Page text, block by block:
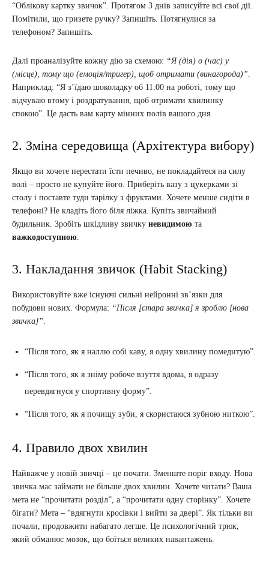
“Облікову картку звичок”. Протягом 3 днів записуйте всі свої дії.
Помітили, що гризете ручку? Запишіть. Потягнулися за
телефоном? Запишіть.
Далі проаналізуйте кожну дію за схемою: “Я (дія) о (час) у
(місце), тому що (емоція/тригер), щоб отримати (винагорода)”
Наприклад: “Я з’їдаю шоколадку об 11:00 на роботі, тому що
відчуваю втому і роздратування, щоб отримати хвилинку
спокою”. Це дасть вам карту мінних полів вашого дня.
2. Зміна середовища (Архітектура вибору)
Якщо ви хочете перестати їсти печиво, не покладайтеся на силу
волі – просто не купуйте його. Приберіть вазу з цукерками зі
столу і поставте туди тарілку з фруктами. Хочете менше сидіти в
телефоні? Не кладіть його біля ліжка. Купіть звичайний
будильник. Зробіть шкідливу звичку невидимою та
важкодоступною
3. Накладання звичок (Habit Stacking)
Використовуйте вже існуючі сильні нейронні зв’язки для
побудови нових. Формула: “Після [стара звичка] я зроблю [нова
звичка]”
“Після того, як я наллю собі каву, я одну хвилину помедитую”.
“Після того, як я зніму робоче взуття вдома, я одразу
перевдягнуся у спортивну форму”.
“Після того, як я почищу зуби, я скористаюся зубною ниткою”.
4. Правило двох хвилин
Найважче у новій звичці – це почати. Зменште поріг входу. Нова
звичка має займати не більше двох хвилин. Хочете читати? Ваша
мета не “прочитати розділ”, а “прочитати одну сторінку”. Хочете
бігати? Мета – “вдягнути кросівки і вийти за двері”. Як тільки ви
почали, продовжити набагато легше. Це психологічний трюк,
який обманює мозок, що боїться великих навантажень.